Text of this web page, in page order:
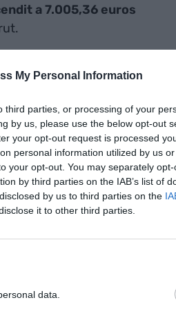
My Personal Information
parties, or processing of your
by us, please use the below opt-out
your opt-out request is processed
personal information utilized by us
your opt-out. You may separately
by third parties on the IAB’s list of
by us to third parties on the
it to other third parties.
data.
a 7.005,36 euros
a beneficis socials,
indumentària, 326,67
professional.
les seves condicions
el 2013.
per convenis